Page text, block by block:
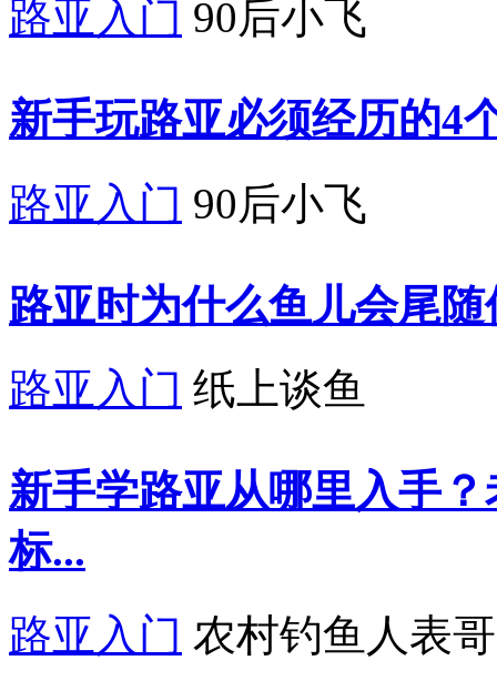
路亚入门 90后小飞
新手玩路亚必须经历的4
路亚入门 90后小飞
路亚时为什么鱼儿会尾
路亚入门 纸上谈鱼
新手学路亚从哪里入手
标...
路亚入门 农村钓鱼人表哥